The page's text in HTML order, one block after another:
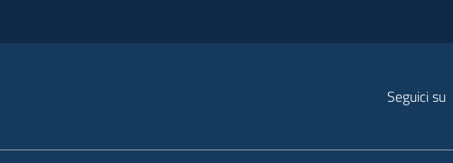
Seguici su